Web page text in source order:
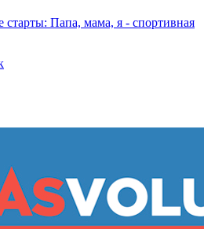
Папа, мама, я - спортивная